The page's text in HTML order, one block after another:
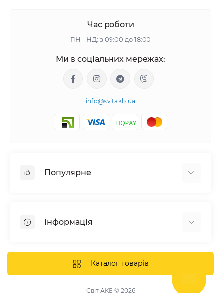
Час роботи
ПН - НД: з 09:00 до 18:00
Ми в соціальних мережах:
info@svitakb.ua
Популярне
Системи зберігання енергії
Інформація
Відгуки про нас
Доставка та оплата
Каталог товарів
Світ АКБ © 2026